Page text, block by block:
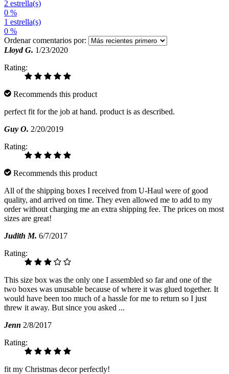
2 estrella(s)
0 %
1 estrella(s)
0 %
Ordenar comentarios por:
Lloyd G. 1/23/2020
Rating:
Recommends this product
perfect fit for the job at hand. product is as described.
Guy O. 2/20/2019
Rating:
Recommends this product
All of the shipping boxes I received from U-Haul were of good
quality, and arrived on time. They even allowed me to add to my
order without charging me an extra shipping fee. The prices on most
sizes are great!
Judith M. 6/7/2017
Rating:
This size box was the only one I assembled so far and one of the
two boxes was unusable because of where it was glued together. It
would have been too much of a hassle for me to return so I just
threw it away. But since you asked ...
Jenn 2/8/2017
Rating:
fit my Christmas decor perfectly!